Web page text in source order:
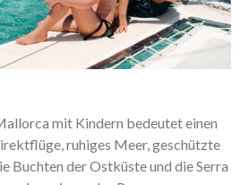
mit Kindern bedeutet einen
ruhiges Meer, geschützte
Buchten der Ostküste und die Serra